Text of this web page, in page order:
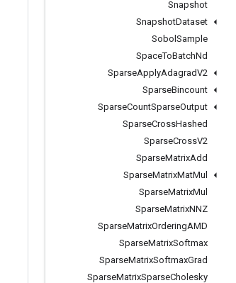
Snapshot
SnapshotDataset
Sobol Sample
SpaceToBatchNd
SparseApplyAdagradV2
SparseBincount
SparseCountSparseOutput
SparseCrossHashed
SparseCrossV2
SparseMatrixAdd
SparseMatrixMatMul
SparseMatrixMul
SparseMatrixNNZ
SparseMatrixOrderingAMD
SparseMatrixSoftmax
SparseMatrixSoftmaxGrad
SparseMatrixSparseCholesky